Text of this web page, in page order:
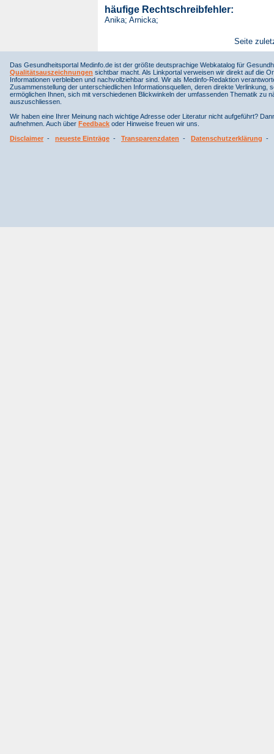
häufige Rechtschreibfehler:
Anika; Arnicka;
Seite
Das Gesundheitsportal Medinfo.de ist der größte deutsprachige Webkatalog für
Qualitätsauszeichnungen sichtbar macht. Als Linkportal verweisen wir direkt auf die
Informationen verbleiben und nachvollziehbar sind. Wir als Medinfo-Redaktion
Zusammenstellung der unterschiedlichen Informationsquellen, deren direkte
ermöglichen Ihnen, sich mit verschiedenen Blickwinkeln der umfassenden Thematik
auszuschliessen.
Wir haben eine Ihrer Meinung nach wichtige Adresse oder Literatur nicht aufgeführt?
aufnehmen. Auch über Feedback oder Hinweise freuen wir uns.
Disclaimer - neueste Einträge - Transparenzdaten - Datenschutzerklärung -